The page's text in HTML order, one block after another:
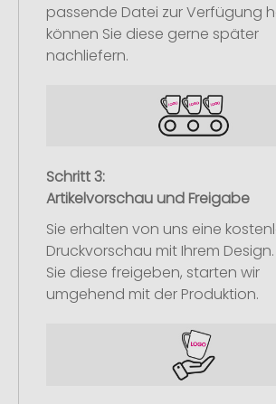
passende Datei zur Verfügung
können Sie diese gerne später
nachliefern.
Schritt 3:
Artikelvorschau und Freigabe
Sie erhalten von uns eine
Druckvorschau mit Ihrem
Sie diese freigeben, starten wir
umgehend mit der Produktion.